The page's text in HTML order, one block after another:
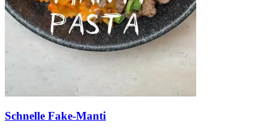
Schnelle Fake-Manti